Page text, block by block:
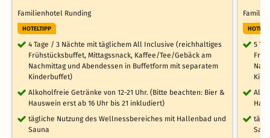
Familienhotel Runding
HOTELTIPP
4 Tage / 3 Nächte mit täglichem All Inclusive (reichhaltiges
Frühstücksbuffet, Mittagssnack, Kaffee/Tee/Gebäck am
Nachmittag und Abendessen in Buffetform mit separatem
Kinderbuffet)
Alkoholfreie Getränke von 12-21 Uhr. (Bitte beachten: Bier &
Hauswein erst ab 16 Uhr bis 21 inkludiert)
tägliche Nutzung des Wellnessbereiches mit Hallenbad und
Sauna
5